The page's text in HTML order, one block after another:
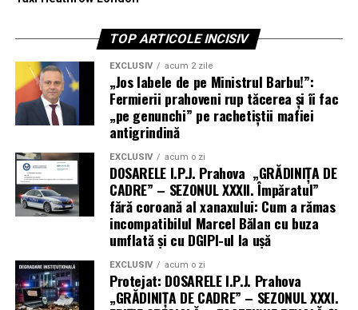
TOP ARTICOLE INCISIV
EXCLUSIV acum 2 zile
„Jos labele de pe Ministrul Barbu!”:
Fermierii prahoveni rup tăcerea și îi fac
„pe genunchi” pe rachetiștii mafiei
antigrindină
EXCLUSIV acum o zi
DOSARELE I.P.J. Prahova „GRĂDINIȚA DE
CADRE” – SEZONUL XXXII. Împăratul”
fără coroană al xanaxului: Cum a rămas
incompatibilul Marcel Bălan cu buza
umflată și cu DGIPI-ul la ușă
EXCLUSIV acum o zi
Protejat: DOSARELE I.P.J. Prahova
„GRĂDINIȚA DE CADRE” – SEZONUL XXXI.